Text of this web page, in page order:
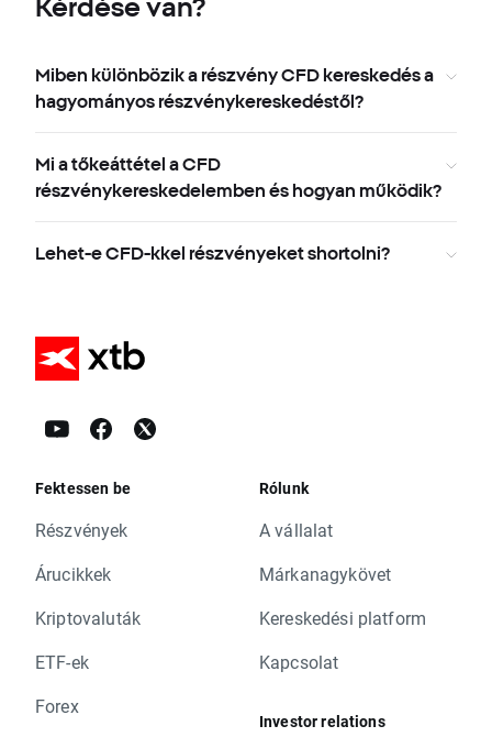
Kérdése van?
Miben különbözik a részvény CFD kereskedés a
hagyományos részvénykereskedéstől?
Mi a tőkeáttétel a CFD
részvénykereskedelemben és hogyan működik?
Lehet-e CFD-kkel részvényeket shortolni?
Fektessen be
Részvények
Árucikkek
Kriptovaluták
ETF-ek
Forex
Rólunk
A vállalat
Márkanagykövet
Kereskedési platform
Kapcsolat
Investor relations